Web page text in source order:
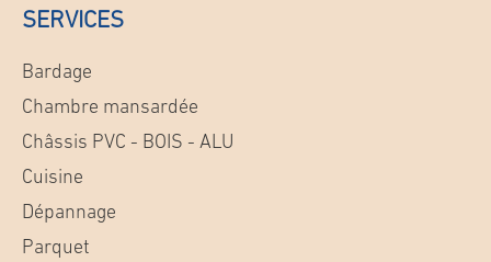
SERVICES
Bardage
Chambre mansardée
Châssis PVC - BOIS - ALU
Cuisine
Dépannage
Parquet